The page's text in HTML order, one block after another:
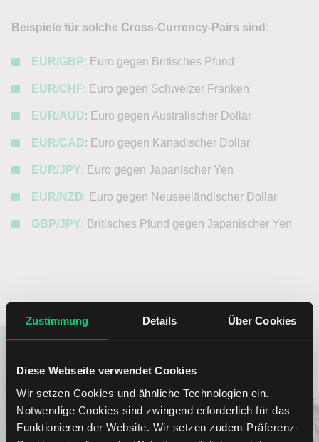
Zustimmung Details Über Cookies
Diese Webseite verwendet Cookies
Wir setzen Cookies und ähnliche Technologien ein.
Notwendige Cookies sind zwingend erforderlich für das
Funktionieren der Website. Wir setzen zudem Präferenz-
Beispiele für solche Cross-Currency-Pairs sind:
EUR/GBP: Euro gegen Britisches Pfund
EUR/CHF: Euro gegen Schweizer Franken
EUR/AUD: Euro gegen Australischer Dollar
EUR/CAD: Euro gegen Kanadischer Dollar
EUR/JPY: Euro gegen Japanischer Yen
EUR/NZD: Euro gegen Neuseeländischer Dollar
GBP/JPY: Britisches Pfund gegen Japanischer Yen